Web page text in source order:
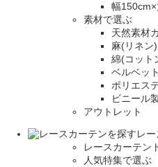
幅
素材で選ぶ
天然素材
麻(リネン
綿(コット
ベルベッ
ポリエス
ビニール
アウトレット
レ
レースカーテン
人気特集で選ぶ